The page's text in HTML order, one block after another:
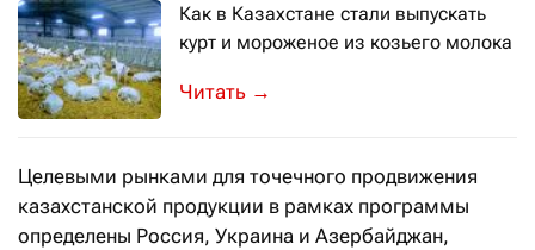
Как в Казахстане стали выпускать
курт и мороженое из козьего молока
И как появился конкурент для
→
Целевыми рынками для точечного продвижения
казахстанской продукции в рамках программы
определены Россия, Украина и Азербайджан,